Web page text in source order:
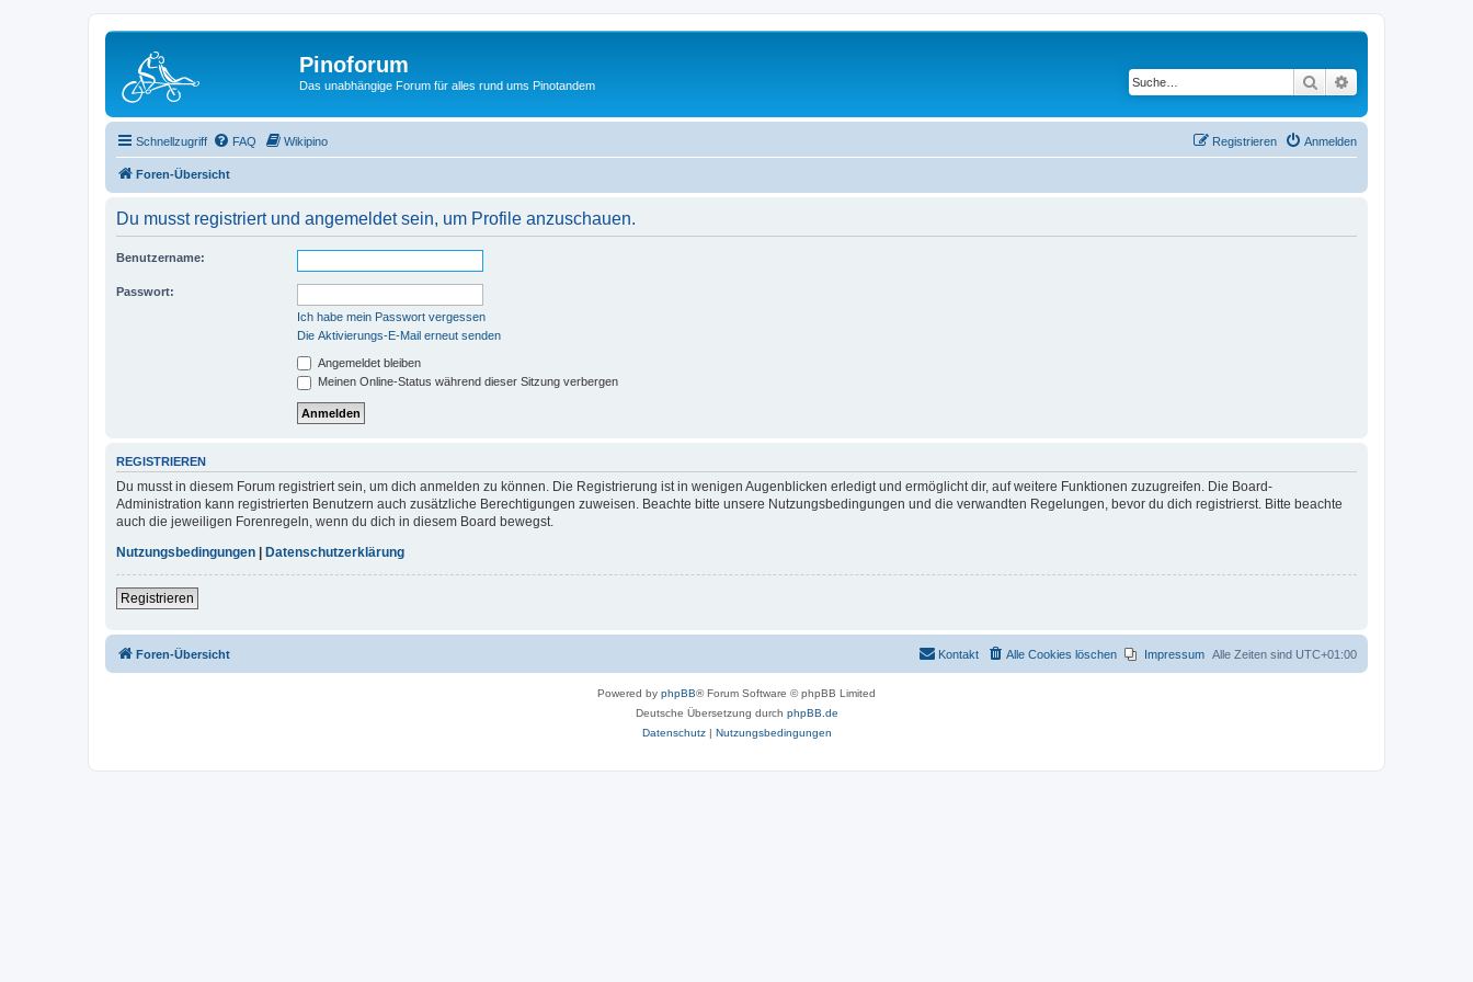
Pinoforum
Das unabhängige Forum für alles rund ums Pinotandem Suche
Schnellzugriff FAQ Wikipino Anmelden
Registrieren
Foren-Übersicht
Du musst registriert und angemeldet sein, um Profile anzuschauen.
Benutzername:
Passwort:
Ich habe mein Passwort vergessen
Die Aktivierungs-E-Mail erneut senden
Angemeldet bleiben
Meinen Online-Status während dieser Sitzung verbergen
REGISTRIEREN
Du musst in diesem Forum registriert sein, um dich anmelden zu können. Die Registrierung ist in wenigen Augenblicken erledigt und ermöglicht dir, auf weitere Funktionen zuzugreifen. Die Board-
Administration kann registrierten Benutzern auch zusätzliche Berechtigungen zuweisen. Beachte bitte unsere Nutzungsbedingungen und die verwandten Regelungen, bevor du dich registrierst. Bitte beachte
auch die jeweiligen Forenregeln, wenn du dich in diesem Board bewegst.
Nutzungsbedingungen
Datenschutzerklärung
Registrieren
Foren-Übersicht Alle Zeiten sind UTC+01:00
Impressum
Alle Cookies löschen
Kontakt
Powered by phpBB® Forum Software © phpBB Limited
Deutsche Übersetzung durch phpBB.de
Datenschutz| Nutzungsbedingungen